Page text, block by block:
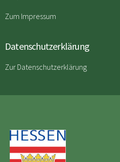
Zum Impressum
Datenschutzerklärung
Zur Datenschutzerklärung